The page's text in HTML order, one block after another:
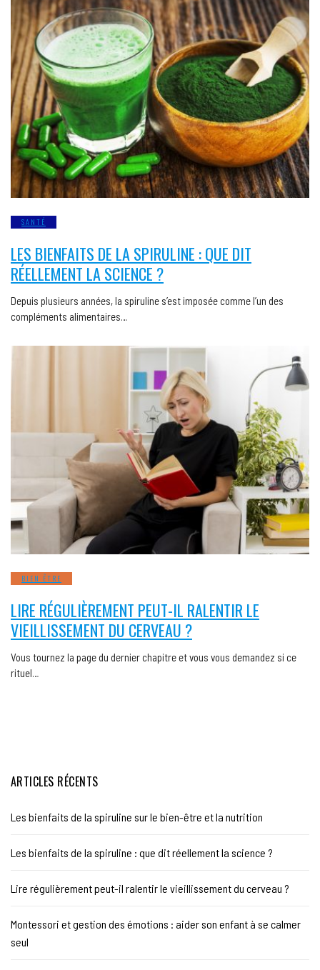
SANTÉ
LES BIENFAITS DE LA SPIRULINE : QUE DIT
RÉELLEMENT LA SCIENCE ?
Depuis plusieurs années, la spiruline s’est imposée comme l’un des
compléments alimentaires…
BIEN ÊTRE
LIRE RÉGULIÈREMENT PEUT-IL RALENTIR LE
VIEILLISSEMENT DU CERVEAU ?
Vous tournez la page du dernier chapitre et vous vous demandez si ce
rituel…
ARTICLES RÉCENTS
Les bienfaits de la spiruline sur le bien-être et la nutrition
Les bienfaits de la spiruline : que dit réellement la science ?
Lire régulièrement peut-il ralentir le vieillissement du cerveau ?
Montessori et gestion des émotions : aider son enfant à se calmer
seul